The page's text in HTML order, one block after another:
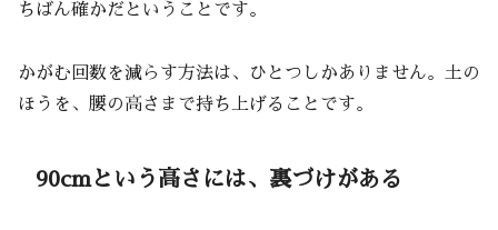
ちばん確かだということです。
かがむ回数を減らす方法は、ひとつしかありません。土の
ほうを、腰の高さまで持ち上げることです。
90cmという高さには、裏づけがある